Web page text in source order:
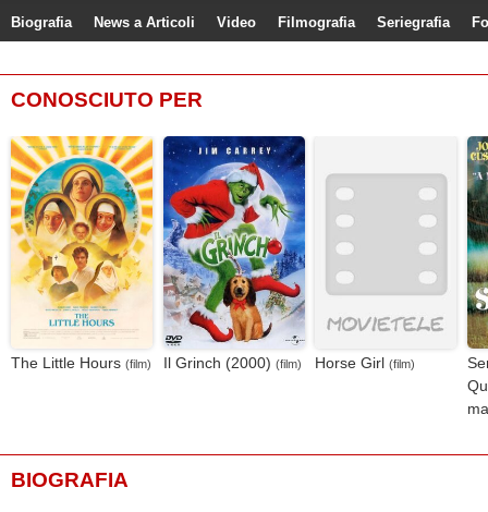
Biografia News a Articoli Video Filmografia Seriegrafia
CONOSCIUTO PER
The Little Hours (film) Il Grinch (2000) (film) Horse Girl (film)
BIOGRAFIA